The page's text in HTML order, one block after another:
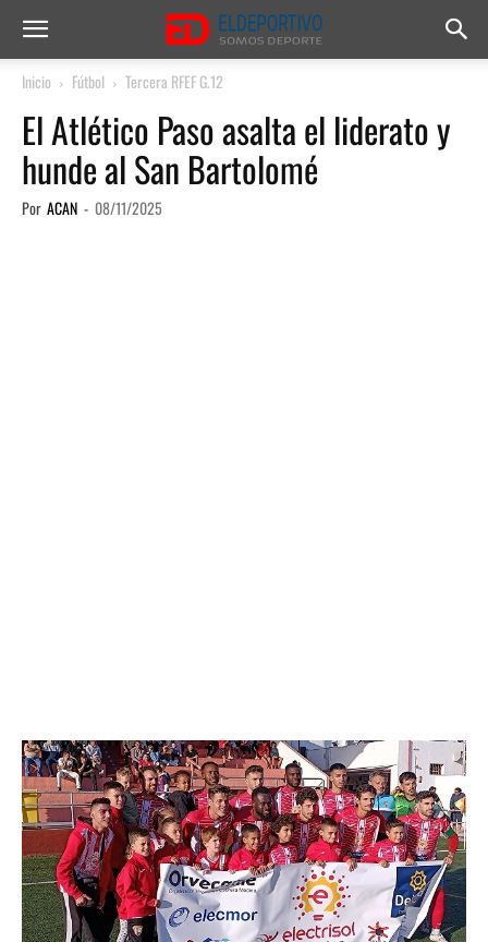
Inicio Fútbol Tercera RFEF G.12
El Atlético Paso asalta el liderato y
hunde al San Bartolomé
Por ACAN - 08/11/2025